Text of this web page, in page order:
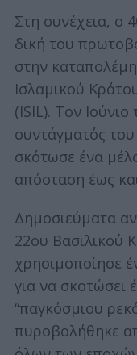
Στη συνέχεια, ο
δική του
στην
Ισλαμικού
(ISIL). Τον
συντάγματός
σκότωσε ένα
απόσταση έως
Δημοσιεύματα
22ου Βασιλικού
χρησιμοποίησε
για να σκοτώσει
“παγκόσμιου
πυροβολήθηκε